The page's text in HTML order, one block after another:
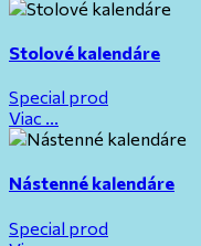
Stolové kalendáre
Special prod
Viac ...
Nástenné kalendáre
Special prod